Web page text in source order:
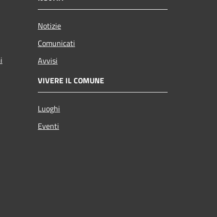
Notizie
Comunicati
Avvisi
VIVERE IL COMUNE
Luoghi
Eventi